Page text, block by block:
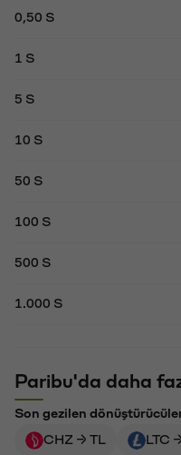
0,50 S
1 S
5 S
10 S
50 S
100 S
500 S
1.000 S
Paribu'da daha
Son gezilen
CHZ → TL
LTC